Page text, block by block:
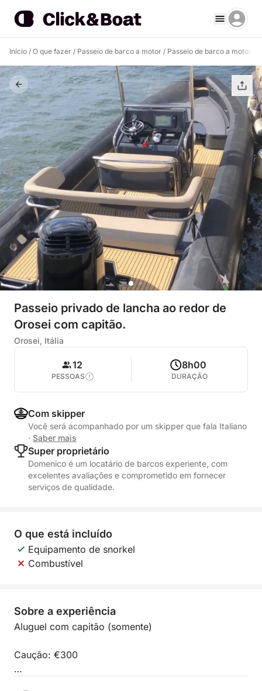
Início / O que fazer / Passeio de barco a motor / Passeio de barco a motor
Passeio privado de lancha ao redor de
Orosei com capitão.
Orosei, Itália
12
PESSOAS
8h00
DURAÇÃO
Com skipper
Você será acompanhado por um skipper que fala Italiano
· Saber mais
Super proprietário
Domenico é um locatário de barcos experiente, com
excelentes avaliações e comprometido em fornecer
serviços de qualidade.
O que está incluído
Equipamento de snorkel
Combustível
Sobre a experiência
Aluguel com capitão (somente)
Caução: €300